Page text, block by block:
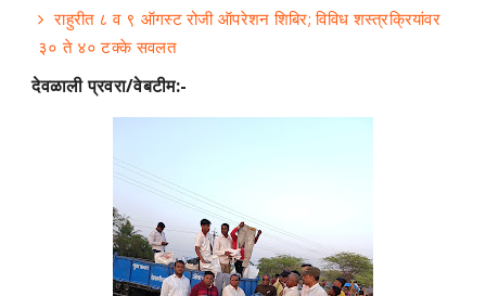
राहुरीत ८ व ९ ऑगस्ट रोजी ऑपरेशन शिबिर; विविध शस्त्रक्रियांवर
३० ते ४० टक्के सवलत
देवळाली प्रवरा/वेबटीम:-